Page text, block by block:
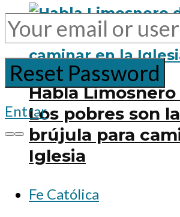
Habla
Los pobres son la
brújula para
Iglesia
Fe Católica
Entrar